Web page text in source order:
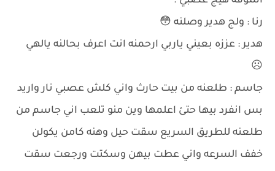
رنا : ولج هدير وصلنه 😳
هدير : عززه بعيني ياربي ارحمنه انت اعرف بحالنه يالهي
☹
جاسم : طلعنه من بيت حارث واني كلش عصبي نار واريد
بس انفرد بيها حتئ اعلمها وين منو تلعب اني جاسم من
طلعنه للطريق السريع سقت حيل وهنه كامن يكولن
خفف السرعه واني عطت بيهن وسكتت ورجعت سقت